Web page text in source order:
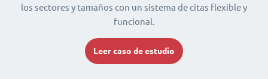
los sectores y tamaños con un sistema de citas flexible y
funcional.
Leer caso de estudio